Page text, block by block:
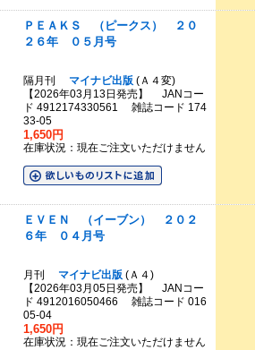
ＰＥＡＫＳ （ピークス） ２０
２６年 ０５月号
隔月刊 マイナビ出版(Ａ４変)
【2026年03月13日発売】 JANコー
ド 4912174330561 雑誌コード 174
33-05
1,650円
在庫状況：現在ご注文いただけません
ＥＶＥＮ （イーブン） ２０２
６年 ０４月号
月刊 マイナビ出版(Ａ４)
【2026年03月05日発売】 JANコー
ド 4912016050466 雑誌コード 016
05-04
1,650円
在庫状況：現在ご注文いただけません